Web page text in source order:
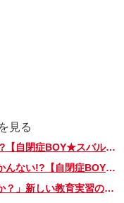
見る
人形遊びで呪いの歌!?【自閉症BOY★スバルくん・9】
何て言ってるのかわかんない!?【自閉症BOY★スバルくん・7】
「タイヤは純正ですか？」新しい教育実習の先生に、ユニークな質問で攻めるスバルくんと仲間たち【自閉症BOY★スバルくん・143】